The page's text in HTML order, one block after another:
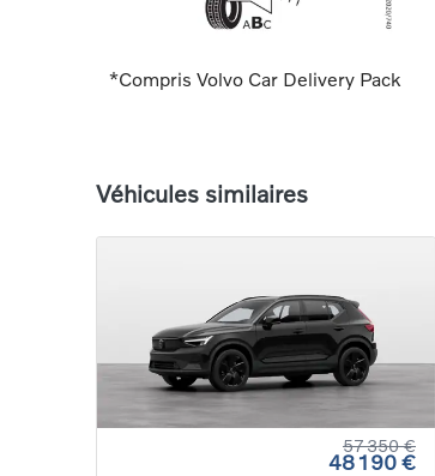
*Compris Volvo Car Delivery Pack
Véhicules similaires
57 350 €
48 190 €